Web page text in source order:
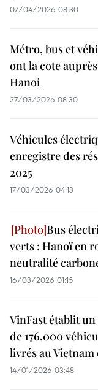
07/04/2026 08:30
Métro, bus et
ont la cote
Hanoi
27/03/2026 08:30
Véhicules
enregistre des
2025
17/03/2026 04:13
Bus
verts : Hanoï en
neutralité
16/03/2026 01:15
VinFast établit
de 176.000
livrés au Vietnam
14/01/2026 03:48